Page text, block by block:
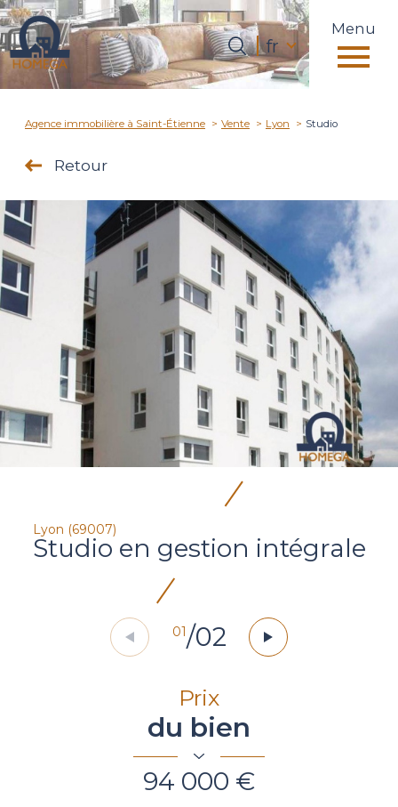
Menu
Langue
fr
Accueil 0 Langue
fr
Agence immobilière à Saint-Étienne Vente Lyon Studio
Retour
Lyon (69007)
Studio en gestion intégrale
01/02
Prix
du bien
94 000 €